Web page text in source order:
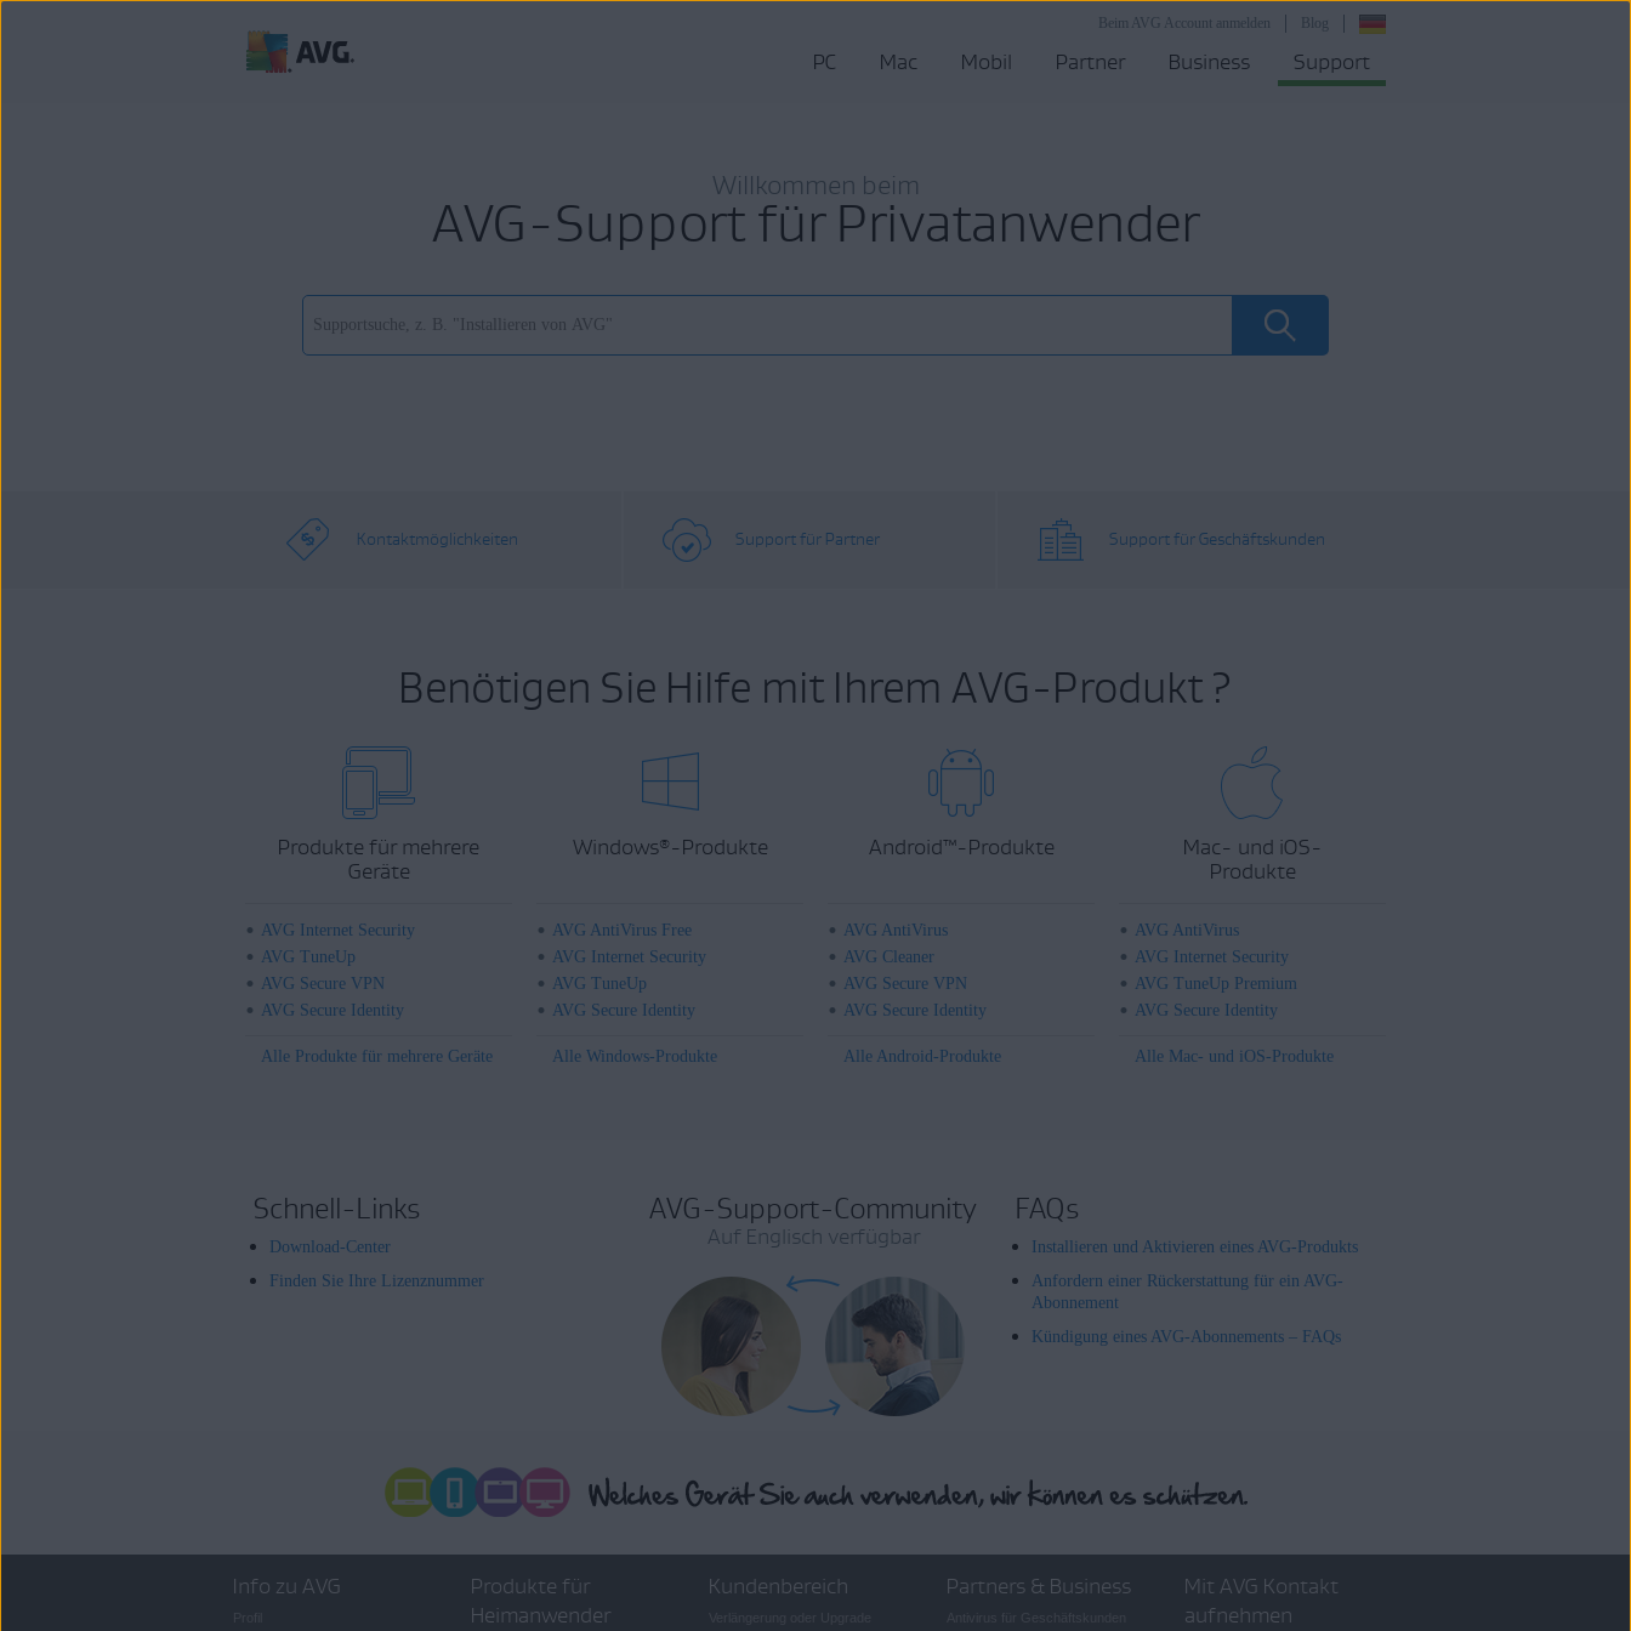
Blog
Beim AVG Account anmelden
PC Mac Mobil Partner Business Support
Willkommen beim
AVG-Support für Privatanwender
Kontaktmöglichkeiten Support für Partner Support für Geschäftskunden
Benötigen Sie Hilfe mit Ihrem AVG-Produkt ?
Produkte für mehrere
Geräte
AVG Internet Security
AVG TuneUp
AVG Secure VPN
AVG Secure Identity
Alle Produkte für mehrere Geräte
Windows® -Produkte
AVG AntiVirus Free
AVG Internet Security
AVG TuneUp
AVG Secure Identity
Alle Windows-Produkte
Android™-Produkte
AVG AntiVirus
AVG Cleaner
AVG Secure VPN
AVG Secure Identity
Alle Android-Produkte
Mac- und iOS-
Produkte
AVG AntiVirus
AVG Internet Security
AVG TuneUp Premium
AVG Secure Identity
Alle Mac- und iOS-Produkte
Schnell-Links
Download-Center
Finden Sie Ihre Lizenznummer
AVG-Support-Community
Auf Englisch verfügbar
FAQs
Installieren und Aktivieren eines AVG-Produkts
Anfordern einer Rückerstattung für ein AVG-
Abonnement
Kündigung eines AVG-Abonnements – FAQs
Info zu AVG
Produkte für
Heimanwender
Kundenbereich Partners & Business
Mit AVG Kontakt
aufnehmen